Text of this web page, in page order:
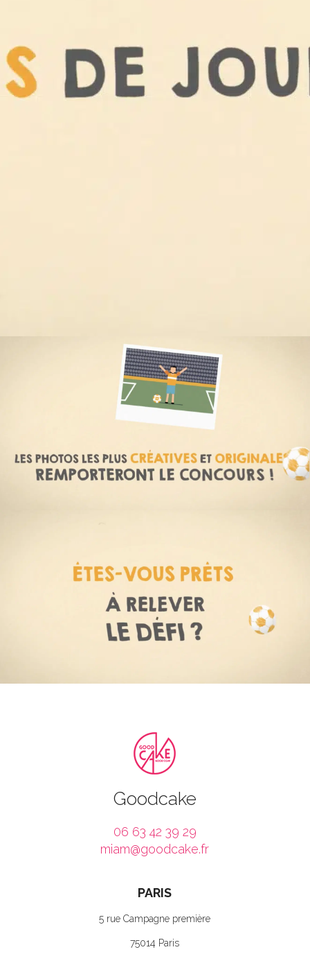
Goodcake
06 63 42 39 29
miam@goodcake.fr
PARIS
5 rue Campagne première
75014 Paris